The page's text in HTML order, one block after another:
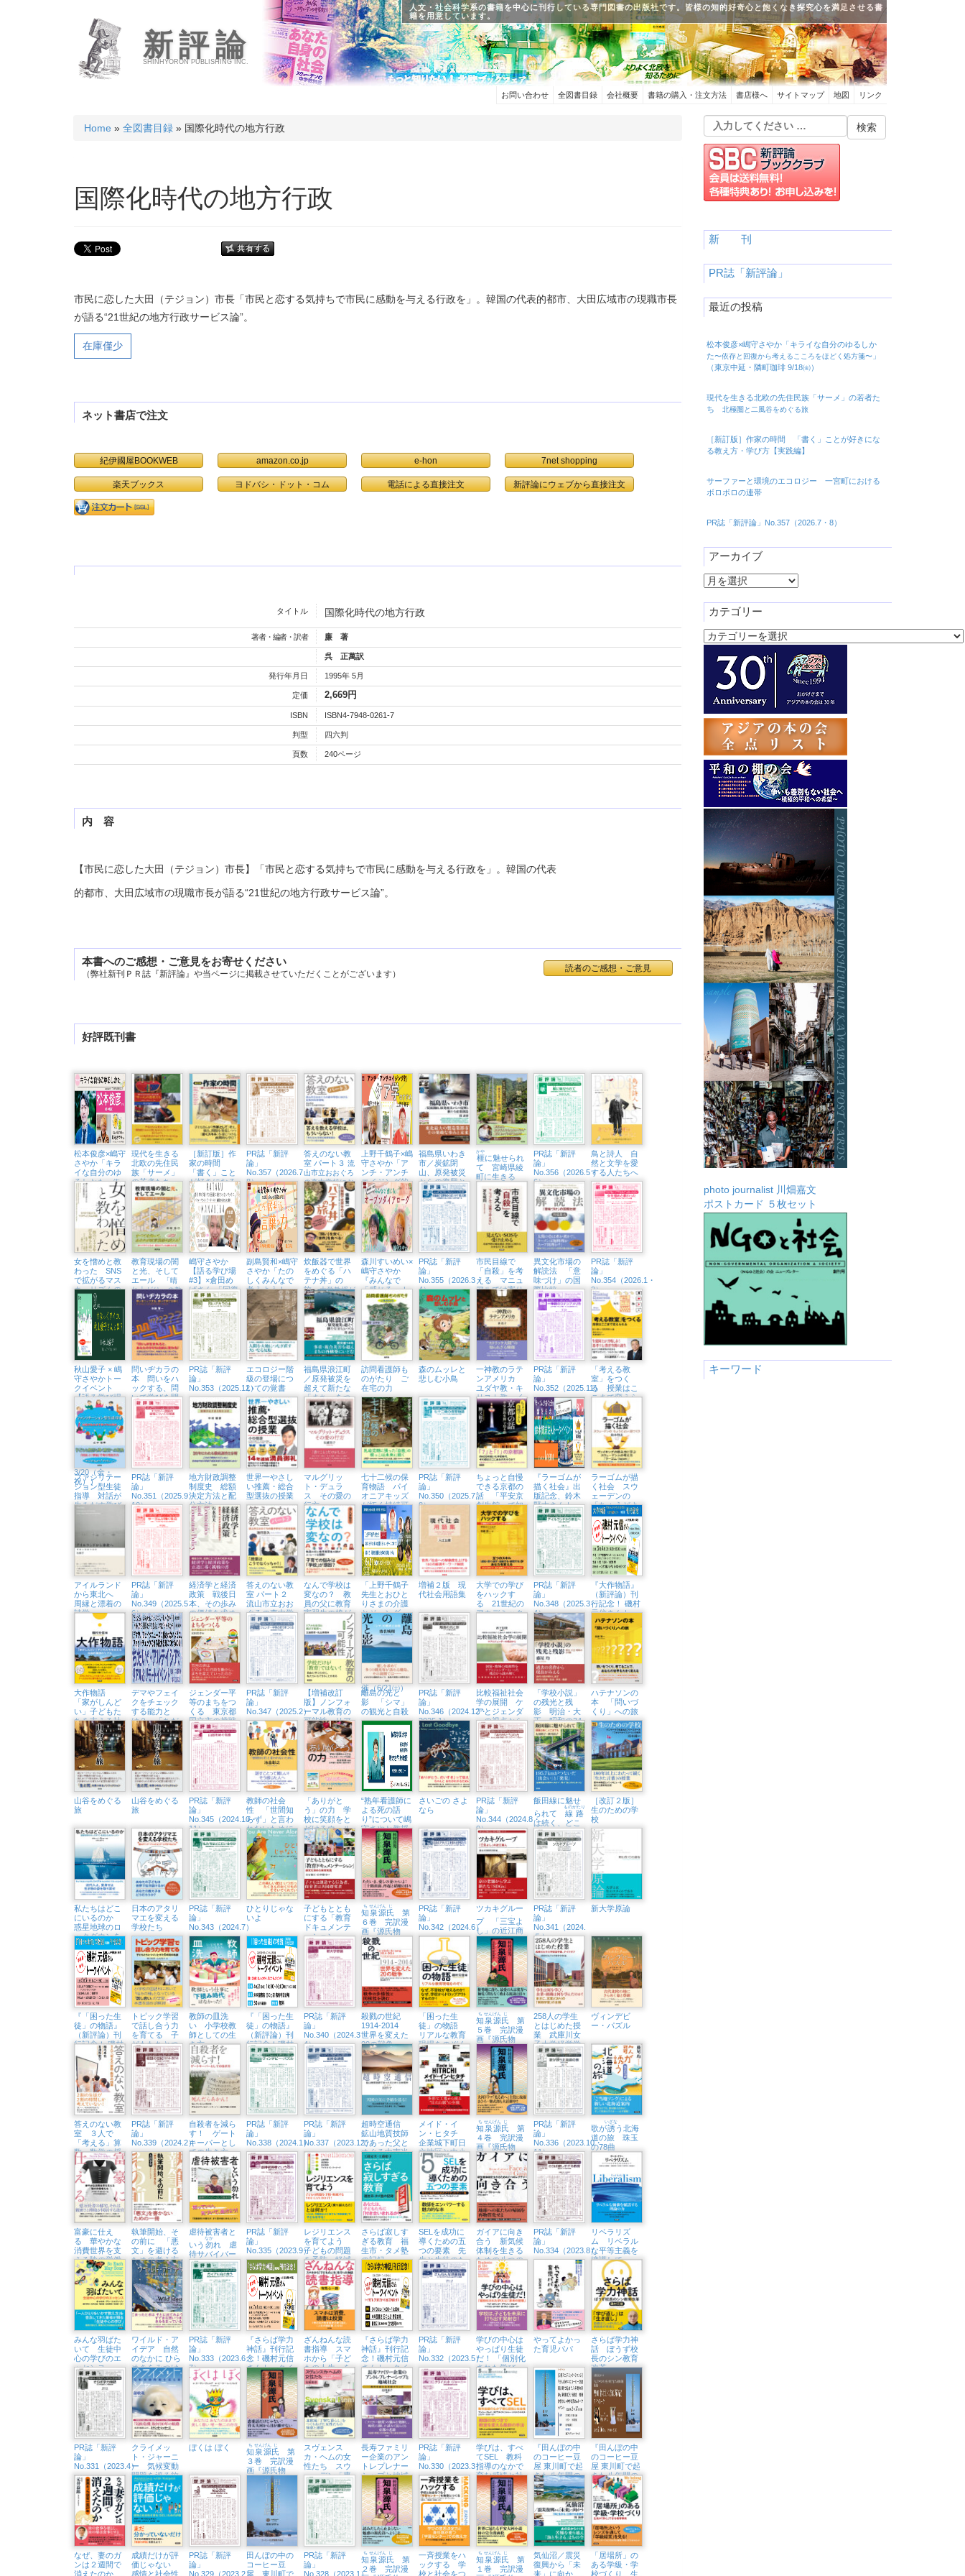
新評論
SHINHYORON PUBLISHING INC.
人文・社会科学系の書籍を中心に刊行している専門図書の出版社です。皆様の知的好奇心と飽くなき探究心を満足させる書
籍を用意しています。
お問い合わせ 全図書目録 会社概要 書籍の購入・注文方法 書店様へ サイトマップ 地図 リンク
Home » 全図書目録 » 国際化時代の地方行政
国際化時代の地方行政
市民に恋した大田（テジョン）市長「市民と恋する気持ちで市民に感動を与える行政を」。韓国の代表的都市、大田広域市の現職市長
が語る“21世紀の地方行政サービス論”。
在庫僅少
ネット書店で注文
紀伊國屋BOOKWEB amazon.co.jp e-hon 7net shopping
楽天ブックス ヨドバシ・ドット・コム 電話による直接注文
国際化時代の地方行政
タイトル
著者・編者・訳者 廉 著
呉 正萬訳
発行年月日 1995年 5月
定価 2,669円
ISBN ISBN4-7948-0261-7
判型 四六判
頁数 240ページ
内 容
【市民に恋した大田（テジョン）市長】「市民と恋する気持ちで市民に感動を与える行政を」。韓国の代表
的都市、大田広域市の現職市長が語る“21世紀の地方行政サービス論”。
本書へのご感想・ご意見をお寄せください
（弊社新刊ＰＲ誌『新評論』や当ページに掲載させていただくことがございます）
読者のご感想・ご意見
好評既刊書
松本俊彦×嶋守
さやか「キラ
イな自分のゆ
るしかた〜依
存と回復から考
えるこころをほ
どく処方箋〜」
（東京中延・
隣町珈琲 9/18
㈮）
現代を生きる
北欧の先住民
族「サーメ」
の若者たち
北極圏と二風谷
をめぐる旅
［新訂版］作
家の時間
「書く」こと
が好きになる
教え方・学び
方【実践編】
PR誌「新評
論」
No.357（2026.7・
8）
答えのない教
室 パート３ 流
山市立おおぐろ
の森中学校にお
ける全教科改革
戦略
上野千鶴子×嶋
守さやか「ア
ンチ・アンチ
エイジング的
ケア学のすす
め」（東京中
延・隣町珈琲
7/12㈰）
福島県いわき
市／炭鉱閉
山、原発被災
からの復興と
新たな産業創
造
榧
かや
に魅せられ
て 宮崎県綾
町に生きる
「現代の名
工」熊須健一
PR誌「新評
論」
No.356（2026.5・
6）
鳥と詩人 自
然と文学を愛
する人たちへ
女を憎めと教
わった SNS
で拡がるマス
キュリズムの
闇
教育現場の闇
と光、そして
エール
「晴
れ上がり」の教
育は訪れるのか
嶋守さやか
【語る学び場
#3】×倉田め
ばさん 「回復
に殺されない
ために」（浅
草・Readin’
Writin BOOK
STORE 6/19
㈮）
副島賢和×嶋守
さやか「たの
しくみんなで
考えよう！
こころの居場
所をつくる言
葉の力」（東
京中延・隣町
珈琲 5/22㈮）
炊飯器で世界
をめぐる「ハ
テナ丼」の
旅大学教授が
「問い」を炊い
て世界を食べる
森川すいめい×
嶋守さやか
『みんなで
「感じる」！
オープンダイ
アローグ』
（東京中延・
隣町珈琲
3/21（土））
PR誌「新評
論」
No.355（2026.3・
4）
市民目線で
「自殺」を考
える マニュ
アルでは寄り
添えない
異文化市場の
解読法 「意
味づけ」の国
際比較
PR誌「新評
論」
No.354（2026.1・
2）
秋山愛子 × 嶋
守さやかトー
クイベント
【語る学び場
#2】すなっく
アイコ、秋山
愛子さんと
は？（浅草・
Readin’ Writin
BOOK
STORE
3/20（金・
祝））
問いヂカラの
本 問いをハ
ックする、問
いで学びを開
く
PR誌「新評
論」
No.353（2025.12）
エコロジー階
級の登場につ
いての覚書
福島県浪江町
／原発被災を
超えて新たな
「まち」をつ
くる
訪問看護師も
のがたり ご
在宅の力
森のムッレと
悲しむ小鳥
一神教のラテ
ンアメリカ
ユダヤ教・キ
リスト教・イ
スラム教をめ
ぐって
PR誌「新評
論」
No.352（2025.11）
「考える教
室」をつく
る 授業はこ
こまで変えら
れる
ファシリテー
ション型生徒
指導 対話が
生みだす学び
PR誌「新評
論」
No.351（2025.9・
10）
地方財政調整
制度史 総額
決定方法と配
分方法
世界一やさし
い推薦・総合
型選抜の授業
マルグリッ
ト・デュラ
ス その愛の
行方
七十二候の保
育物語 パイ
オニアキッズ
が拓く持続可
能な未来
PR誌「新評
論」
No.350（2025.7・
8）
ちょっと自慢
できる京都の
話 「平安京
創生館」で知
る都
『ラーゴムが
描く社会』出
版記念、鈴木
賢志さんトー
クイベント開
催（横浜・ブ
ックス
Tangerina、
8/1㈮）
ラーゴムが描
く社会 スウ
ェーデンの
「ちょうどよ
い」国づくり
アイルランド
から東北へ
周縁と漂着の
詩学
PR誌「新評
論」
No.349（2025.5・
6）
経済学と経済
政策 戦後日
本、その歩み
の価値を求め
て
答えのない教
室 パート２
流山市立おお
ぐろの森中学
校での教育実
践
なんで学校は
変なの？ 教
員の父に教育
実習生の娘が
ストレートな
質問！
「上野千鶴子
先生とおひと
りさまの介護
とジェンダー
について語ろ
う『比較福祉
社会学の展
開』から」紀
宿本店でトー
クイベント開
催（6/21㈯）
増補２版 現
代社会用語集
大学での学び
をハックす
る 21世紀の
アカデミック
中セミナー
PR誌「新評
論」
No.348（2025.3・
4）
『大作物語』
（新評論）刊
行記念！ 磯村
元信さんトー
クイベント
（5/4㈰、八王
子市学園都市
センター）
大作物語
「家がしんど
い」子どもた
ちを支える社
会的養護のリ
アル
デマやフェイ
クをチェック
する能力と
は？ 「ちだ
いさん&アル
テイシアさ
ん」隆祥館書
店でトークイ
ベント開催
（3/23㈰）
ジェンダー平
等のまちをつ
くる 東京都
国立市の挑戦
PR誌「新評
論」
No.347（2025.2）
【増補改訂
版】ノンフォ
ーマル教育の
可能性 リア
ルな生活に根
ざす教育へ
離島の光と
影 「シマ」
の観光と自殺
PR誌「新評
論」
No.346（2024.12・
2025.1）
比較福祉社会
学の展開 ケ
アとジェンダ
ーの視点から
「学校小説」
の残光と残
影 明治・大
正・昭和の34
編
ハテナソンの
本 「問いづ
くり」への旅
山谷をめぐる
旅
山谷をめぐる
旅
PR誌「新評
論」
No.345（2024.10・
11）
教師の社会
性 「世間知
らず」と言わ
れないために
「ありがと
う」の力 学
校に笑顔をと
どけるウェル
ビーイング日
記
“熟年看護師に
よる死の語
り”について嶋
守さやか教授
がインタビュ
ーに
さいごの さよ
なら
PR誌「新評
論」
No.344（2024.8・
9）
飯田線に魅せ
られて 線路
ものがたり
は続く、どこ
までも
［改訂２版］
生のための学
校
私たちはどこ
にいるのか
惑星地球のロ
ックダウンを
知るためのレ
ッスン
日本のアタリ
マエを変える
学校たち
PR誌「新評
論」
No.343（2024.7）
ひとりじゃな
いよ
子どもととも
にする「教育
ドキュメンテ
ーション」
探究を深める
保育実践
知
ち
泉
せん
源
げん
氏
じ
第
６巻 完訳漫
画『源氏物
語』
PR誌「新評
論」
No.342（2024.6）
ツカキグルー
プ 「三宝 よ
し」の近江商
PR誌「新評
論」
No.341（2024.
５）
新大学原論
『「困った生
徒」の物語』
（新評論）刊
行記念！ 磯村
元信さんトー
クイベント
（5/5㈰、八王
子市生涯学習
センター）
トピック学習
で話し合う力
を育てる 子
どもたちとつ
くり上げた６
年間の軌跡
教師の皿洗
い 小学校教
師としての生
き方
『「困った生
徒」の物語』
（新評論）刊
行記念！磯村
元信さんトー
クイベント
（4/21㈰、未
来屋書店日の
出店）
PR誌「新評
論」
No.340（2024.3・
4）
殺戮の世紀
1914-2014
世界を変えた
20の戦争
「困った生
徒」の物語
リアルな教育
現場をのぞく
知
ち
泉
せん
源
げん
氏
じ
第
５巻 完訳漫
画『源氏物
語』
258人の学生
とはじめた授
業 武庫川女
子大学経営学
部、テイクオ
フ
ヴィンデビ
ー・パズル
答えのない教
室 ３人で
「考える」算
数・数学の授
業
PR誌「新評
論」
No.339（2024.2）
自殺者を減ら
す！ ゲート
キーパーとし
ての生き方
PR誌「新評
論」
No.338（2024.1）
PR誌「新評
論」
No.337（2023.12）
超時空通信
鉱山地質技師
であった父と
めぐる中南米
メイド・イ
ン・ヒタチ
企業城下町日
立地区と中小
企業の未来
知
ち
泉
せん
源
げん
氏
じ
第
４巻 完訳漫
画『源氏物
語』
PR誌「新評
論」
No.336（2023.10・
11）
歌が誘
いざな
う北海
道の旅 珠玉
の78曲
富豪に仕え
る 華やかな
消費世界を支
える陰の労働
者たち
執筆開始、そ
の前に 「悪
文」を避ける
ための考え方
虐待被害者と
いう 勿
なか
れ 虐
待サバイバー
という生き方
PR誌「新評
論」
No.335（2023.9）
レジリエンス
を育てよう
子どもの問題
を予防・軽減
するYOU CAN
DO IT!
さらば寂しす
ぎる教育 福
生市・タメ塾
の記録
SELを成功に
導くための五
つの要素 先
生と生徒のた
めのアクティ
ビティー集
ガイアに向き
合う 新気候
体制を生きる
ための八つの
レクチャー
PR誌「新評
論」
No.334（2023.8）
リベラリズ
ム リベラル
な平等主義を
擁護して
みんな羽ばた
いて 生徒中
心の学びのエ
ッセンス
ワイルド・ア
イデア 自然
のなかに ひら
めきをみつけ
にいこう
PR誌「新評
論」
No.333（2023.6・
7）
『さらば学力
神話』刊行記
念！磯村元信
さんトークイ
ベント （7/1
㈯、八王子市
生涯学習セン
ター）
ざんねんな読
書指導 スマ
ホから「子ど
もの人生」を
守った物語
『さらば学力
神話』刊行記
念！磯村元信
さんトークイ
ベント （6/10
㈯、未来屋書
店日の出店）
PR誌「新評
論」
No.332（2023.5）
学びの中心は
やっぱり生徒
だ！ 「個別化
された学び」
と「思考の習
慣」
やってよかっ
た育児パパ
さらば学力神
話 ぼうず校
長のシン教育
改革
PR誌「新評
論」
No.331（2023.4）
クライメッ
ト・ジャーニ
ー 気候変動
問題を巡る旅
ぼくは ぼく 知
ち
泉
せん
源
げん
氏
じ
第
３巻 完訳漫
画『源氏物
スヴェンス
カ・ヘムの女
性たち スウ
ェーデン「専
業主婦の時
代」の始まり
と終わり
長寿ファミリ
ー企業のアン
トレプレナー
シップと地域
社会 時代を
超える京都ブ
ランド
PR誌「新評
論」
No.330（2023.3）
学びは、すべ
てSEL 教科
指導のなかで
育む感情と社
会性
『田んぼの中
のコーヒー豆
屋 東川町で起
きた八年間の
奇跡』刊行記
念トークイベ
ント （2/17
㈮、紀伊國屋
書店新宿本
『田んぼの中
のコーヒー豆
屋 東川町で起
きた八年間の
奇跡』刊行記
念トークイベ
ント （2/16
㈭、オンライ
ン＋誠品生活
日本橋）
なぜ、妻のガ
ンは２週間で
消えたのか
成績だけが評
価じゃない
感情と社会性
PR誌「新評
論」
No.329（2023.2）
田んぼの中の
コーヒー豆
屋 東川町で
PR誌「新評
論」
No.328（2023.1）
知
ち
泉
せん
源
げん
氏
じ
第
２巻 完訳漫
一斉授業をハ
ックする 学
校と社会をつ
知
ち
泉
せん
源
げん
氏
じ
第
１巻 完訳漫
気仙沼／震災
復興から「未
来」に向か
「居場所」の
ある学級・学
校づくり 生
新 刊
PR誌「新評論」
最近の投稿
松本俊彦×嶋守さやか「キライな自分のゆるしか
た〜依存と回復から考えるこころをほどく処方箋〜」
（東京中延・隣町珈琲 9/18㈮）
現代を生きる北欧の先住民族「サーメ」の若者た
ち 北極圏と二風谷をめぐる旅
［新訂版］作家の時間 「書く」ことが好きにな
る教え方・学び方【実践編】
サーファーと環境のエコロジー 一宮町における
ボロボロの連帯
PR誌「新評論」No.357（2026.7・8）
アーカイブ
ア
カ
イ
ブ
カテゴリー
カ
photo journalist 川畑嘉文
ポストカード ５枚セット
キーワード